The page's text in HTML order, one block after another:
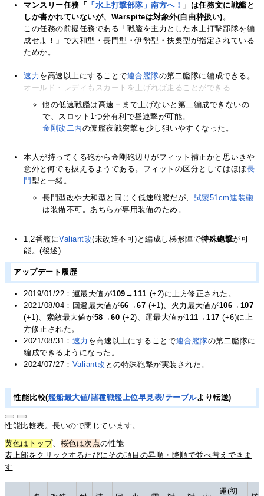
マンスリー任務「 「水上打撃部隊」南方へ！ 」は任務文に戦艦と
しか書かれていないが、Warspiteは対象外(自由枠扱い)。
この任務の前提任務である「戦艦を主力とした水上打撃部隊を編
成せよ！」で大和型・長門型・伊勢型・扶桑型が指定されている
ためか。
速力 を高速以上にすることで連合艦隊の第二艦隊に編成できる。
オールド・レディもスカートを上げれば走ることができる
他の低速戦艦は高速＋まで上げないと第二編成できないの
で、スロット1つ分有利で昼連撃が可能。
金剛改二丙の僚艦夜戦突撃も少し狙いやすくなった。
本人が持ってくる砲から金剛砲辺りがフィット補正かと思いきや
意外と何でも扱えるようである。フィットの区分としてはほぼ長
門 型と一緒。
長門型改や大和型と同じく低速戦艦だが、 試製51cm連装砲
は装備不可。あちらが専用装備のため。
1,2番艦にValiant改(未改造不可)と編成し梯形陣で特殊砲撃が可
能。(後述)
アップデート履歴
2019/01/22：運最大値が109 →111 (+2)に上方修正された。
2021/08/04：回避最大値が66 →67 (+1)、火力最大値が106→ 107
(+1)、索敵最大値が58 →60 (+2)、運最大値が111 →117 (+6)に上
方修正された。
2021/08/31： 速力 を高速以上にすることで連合艦隊の第二艦隊に
編成できるようになった。
2024/07/27： Valiant改 との特殊砲撃が実装された。
性能比較(艦船最大値/諸種戦艦上位早見表/テーブルより転送)
性能比較表。長いので閉じています。
黄色はトップ、 桜色は次点の性能
表上部をクリックするたびにその項目の昇順・降順で並べ替えできま
す
運(初